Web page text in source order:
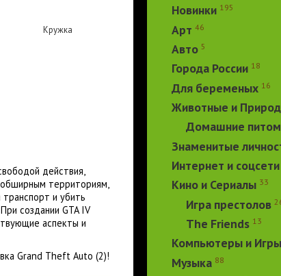
Кружка
действия,
территориям,
и убить
создании GTA IV
аспекты и
Grand Theft Auto (2)!
Новинки 195
Арт 46
Авто 5
Города России 18
Для беременых 16
Животные и
Домашние
Знаменитые
Интернет и соцсети
Кино и Сериалы 33
Игра престолов
The Friends 13
Компьютеры и Игры
Музыка 88